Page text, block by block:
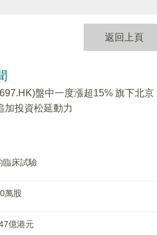
返回上頁
盤中一度漲超15% 旗下北京
加投資松延動力
臨床試驗
萬股
億港元